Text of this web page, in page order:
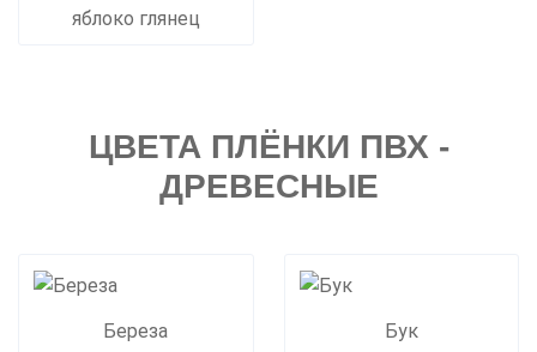
яблоко глянец
ЦВЕТА ПЛЁНКИ ПВХ -
ДРЕВЕСНЫЕ
Береза Бук